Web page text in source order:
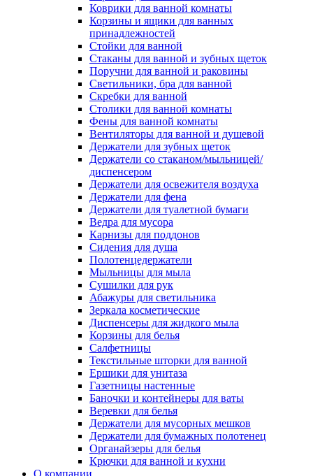
Коврики для ванной комнаты
Корзины и ящики для ванных
принадлежностей
Стойки для ванной
Стаканы для ванной и зубных щеток
Поручни для ванной и раковины
Светильники, бра для ванной
Скребки для ванной
Столики для ванной комнаты
Фены для ванной комнаты
Вентиляторы для ванной и душевой
Держатели для зубных щеток
Держатели со стаканом/мыльницей/
диспенсером
Держатели для освежителя воздуха
Держатели для фена
Держатели для туалетной бумаги
Ведра для мусора
Карнизы для поддонов
Сидения для душа
Полотенцедержатели
Мыльницы для мыла
Сушилки для рук
Абажуры для светильника
Зеркала косметические
Диспенсеры для жидкого мыла
Корзины для белья
Салфетницы
Текстильные шторки для ванной
Ершики для унитаза
Газетницы настенные
Баночки и контейнеры для ваты
Веревки для белья
Держатели для мусорных мешков
Держатели для бумажных полотенец
Органайзеры для белья
Крючки для ванной и кухни
О компании